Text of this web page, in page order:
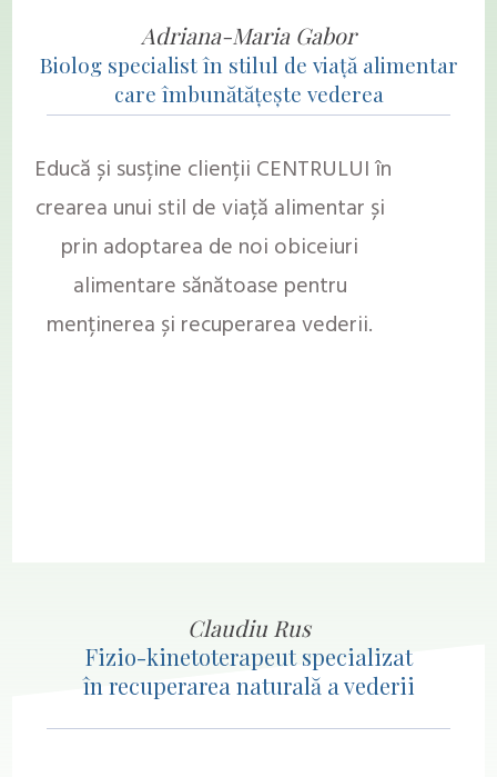
Adriana-Maria Gabor
Biolog specialist în stilul de viață alimentar
care îmbunătățește vederea
Educă și susține clienții CENTRULUI în
crearea unui stil de viață alimentar și
prin adoptarea de noi obiceiuri
alimentare sănătoase pentru
menținerea și recuperarea vederii.
Claudiu Rus
Fizio-kinetoterapeut specializat
în recuperarea naturală a vederii